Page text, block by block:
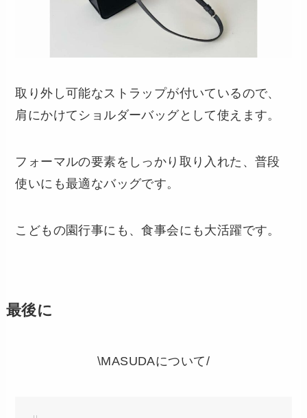
取り外し可能なストラップが付いているので、
肩にかけてショルダーバッグとして使えます。
フォーマルの要素をしっかり取り入れた、普段
使いにも最適なバッグです。
こどもの園行事にも、食事会にも大活躍です。
最後に
\MASUDAについて/